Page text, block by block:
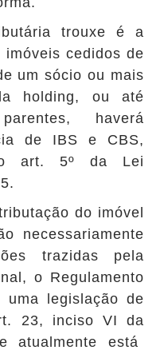
trouxe é a
cedidos de
um sócio ou mais
holding, ou até
haverá
de IBS e CBS,
art. 5º da Lei
do imóvel
necessariamente
trazidas pela
o Regulamento
uma legislação de
23, inciso VI da
atualmente está